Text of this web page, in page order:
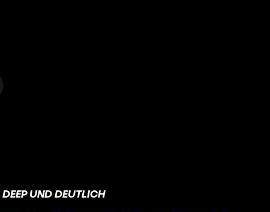
DEEP UND DEUTLICH